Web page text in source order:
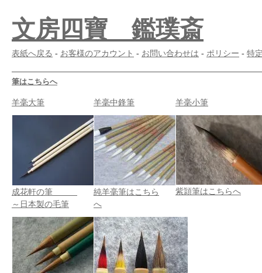
文房四寶 鑑璞斎
表紙へ戻る - お客様のアカウント - お問い合わせは - ポリシー - 特
筆はこちらへ
羊毫大筆 羊毫中鋒筆 羊毫小筆
成花軒の筆
～日本製の毛筆
純羊毫筆はこちら
へ
紫頴筆はこちらへ